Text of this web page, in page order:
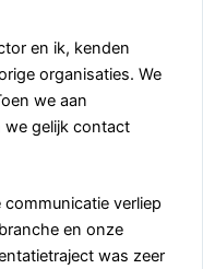
en ik, kenden
organisaties. We
we aan
we gelijk contact
verliep
en onze
was zeer